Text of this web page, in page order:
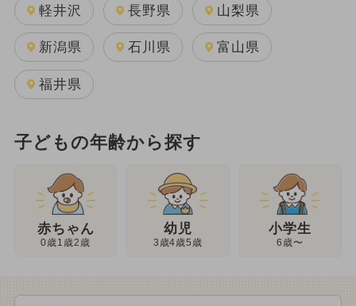
軽井沢 長野県 山梨県
新潟県 石川県 富山県
福井県
子どもの年齢から探す
赤ちゃん
0歳1歳2歳
幼児
3歳4歳5歳
小学生
6歳〜